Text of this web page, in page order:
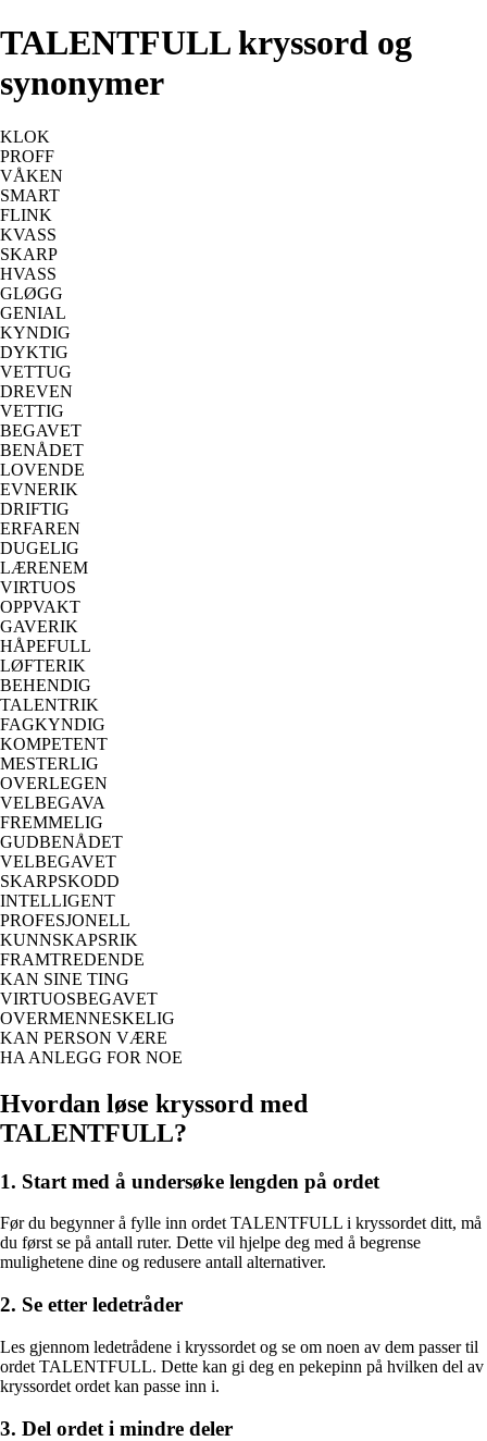
TALENTFULL kryssord og
synonymer
KLOK
PROFF
VÅKEN
SMART
FLINK
KVASS
SKARP
HVASS
GLØGG
GENIAL
KYNDIG
DYKTIG
VETTUG
DREVEN
VETTIG
BEGAVET
BENÅDET
LOVENDE
EVNERIK
DRIFTIG
ERFAREN
DUGELIG
LÆRENEM
VIRTUOS
OPPVAKT
GAVERIK
HÅPEFULL
LØFTERIK
BEHENDIG
TALENTRIK
FAGKYNDIG
KOMPETENT
MESTERLIG
OVERLEGEN
VELBEGAVA
FREMMELIG
GUDBENÅDET
VELBEGAVET
SKARPSKODD
INTELLIGENT
PROFESJONELL
KUNNSKAPSRIK
FRAMTREDENDE
KAN SINE TING
VIRTUOSBEGAVET
OVERMENNESKELIG
KAN PERSON VÆRE
HA ANLEGG FOR NOE
Hvordan løse kryssord med
TALENTFULL?
1. Start med å undersøke lengden på ordet
Før du begynner å fylle inn ordet TALENTFULL i kryssordet ditt, må
du først se på antall ruter. Dette vil hjelpe deg med å begrense
mulighetene dine og redusere antall alternativer.
2. Se etter ledetråder
Les gjennom ledetrådene i kryssordet og se om noen av dem passer til
ordet TALENTFULL. Dette kan gi deg en pekepinn på hvilken del av
kryssordet ordet kan passe inn i.
3. Del ordet i mindre deler